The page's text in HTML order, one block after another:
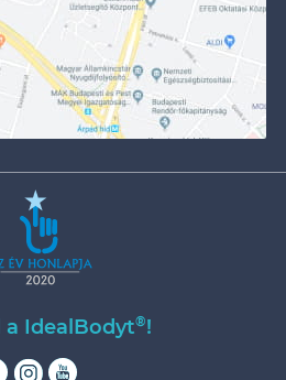
a IdealBodyt®!